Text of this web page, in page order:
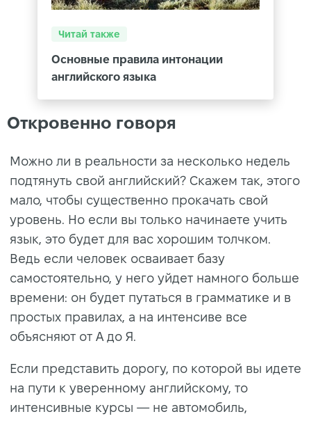
Читай также
Основные правила интонации
английского языка
Откровенно говоря
Можно ли в реальности за несколько недель
подтянуть свой английский? Скажем так, этого
мало, чтобы существенно прокачать свой
уровень. Но если вы только начинаете учить
язык, это будет для вас хорошим толчком.
Ведь если человек осваивает базу
самостоятельно, у него уйдет намного больше
времени: он будет путаться в грамматике и в
простых правилах, а на интенсиве все
объясняют от А до Я.
Если представить дорогу, по которой вы идете
на пути к уверенному английскому, то
интенсивные курсы — не автомобиль,